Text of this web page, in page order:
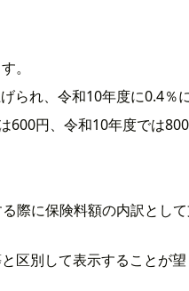
。
れ、令和10年度に0.4％
円、令和10年度では800
際に保険料額の内訳とし
区別して表示することが望